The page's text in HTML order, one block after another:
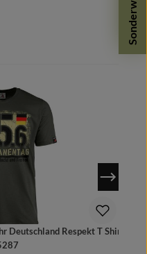
Respekt T Shirt